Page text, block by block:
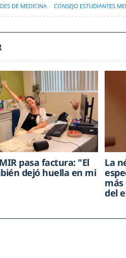
DE MEDICINA CONSEJO ESTUDIANTES
pasa factura: "El
dejó huella en mi
La
más
del